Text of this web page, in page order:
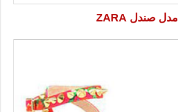
مدل صندل ZARA